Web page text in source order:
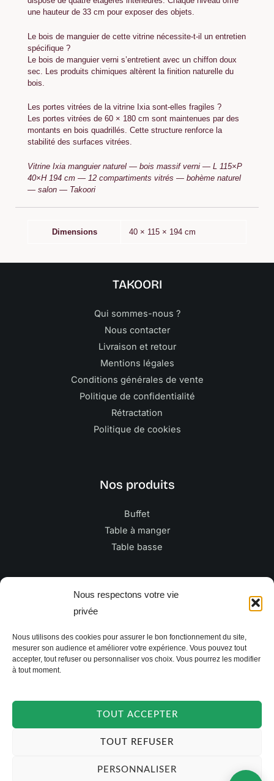
Nous respectons votre vie
privée
Nous utilisons des cookies pour assurer le bon fonctionnement du site,
mesurer son audience et améliorer votre expérience. Vous pouvez tout
accepter, tout refuser ou personnaliser vos choix. Vous pourrez les modifier
à tout moment.
TOUT ACCEPTER
TOUT REFUSER
PERSONNALISER
une hauteur de 33 cm pour exposer des objets.
Le bois de manguier de cette vitrine nécessite-t-il un entretien
spécifique ?
Le bois de manguier verni s’entretient avec un chiffon doux
sec. Les produits chimiques altèrent la finition naturelle du
bois.
Les portes vitrées de la vitrine Ixia sont-elles fragiles ?
Les portes vitrées de 60 × 180 cm sont maintenues par des
montants en bois quadrillés. Cette structure renforce la
stabilité des surfaces vitrées.
Vitrine Ixia manguier naturel — bois massif verni — L 115×P
40×H 194 cm — 12 compartiments vitrés — bohème naturel
— salon — Takoori
Dimensions 40 × 115 × 194 cm
TAKOORI
Qui sommes-nous ?
Nous contacter
Livraison et retour
Mentions légales
Conditions générales de vente
Politique de confidentialité
Rétractation
Politique de cookies
Nos produits
Buffet
Table à manger
Table basse
Newsletter
m
a
i